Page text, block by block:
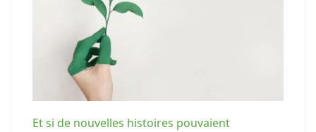
Et si de nouvelles histoires pouvaient